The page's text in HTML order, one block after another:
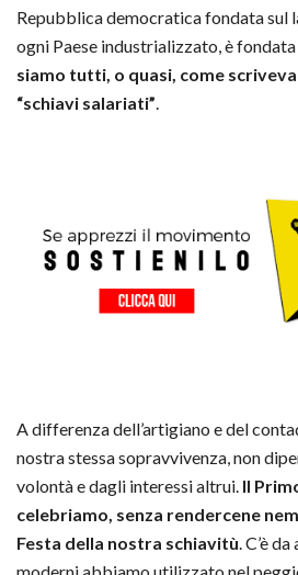
Repubblica democratica fondata sul
ogni Paese industrializzato, è
siamo tutti, o quasi, come
“schiavi salariati”.
A differenza dell’artigiano e del
nostra stessa sopravvivenza, non
volontà e dagli interessi altrui. Il
celebriamo, senza rendercene
Festa della nostra schiavitù . C’è
moderni abbiamo utilizzato nel